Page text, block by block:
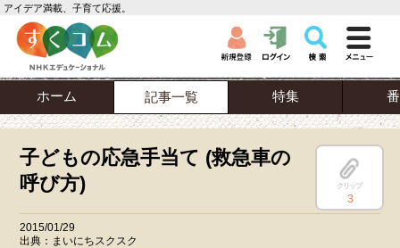
アイデア満載、子育て応援。
ホーム 記事一覧 特集
子どもの応急手当て (救急車の
呼び方)
クリップ
3
2015/01/29
出典：まいにちスクスク